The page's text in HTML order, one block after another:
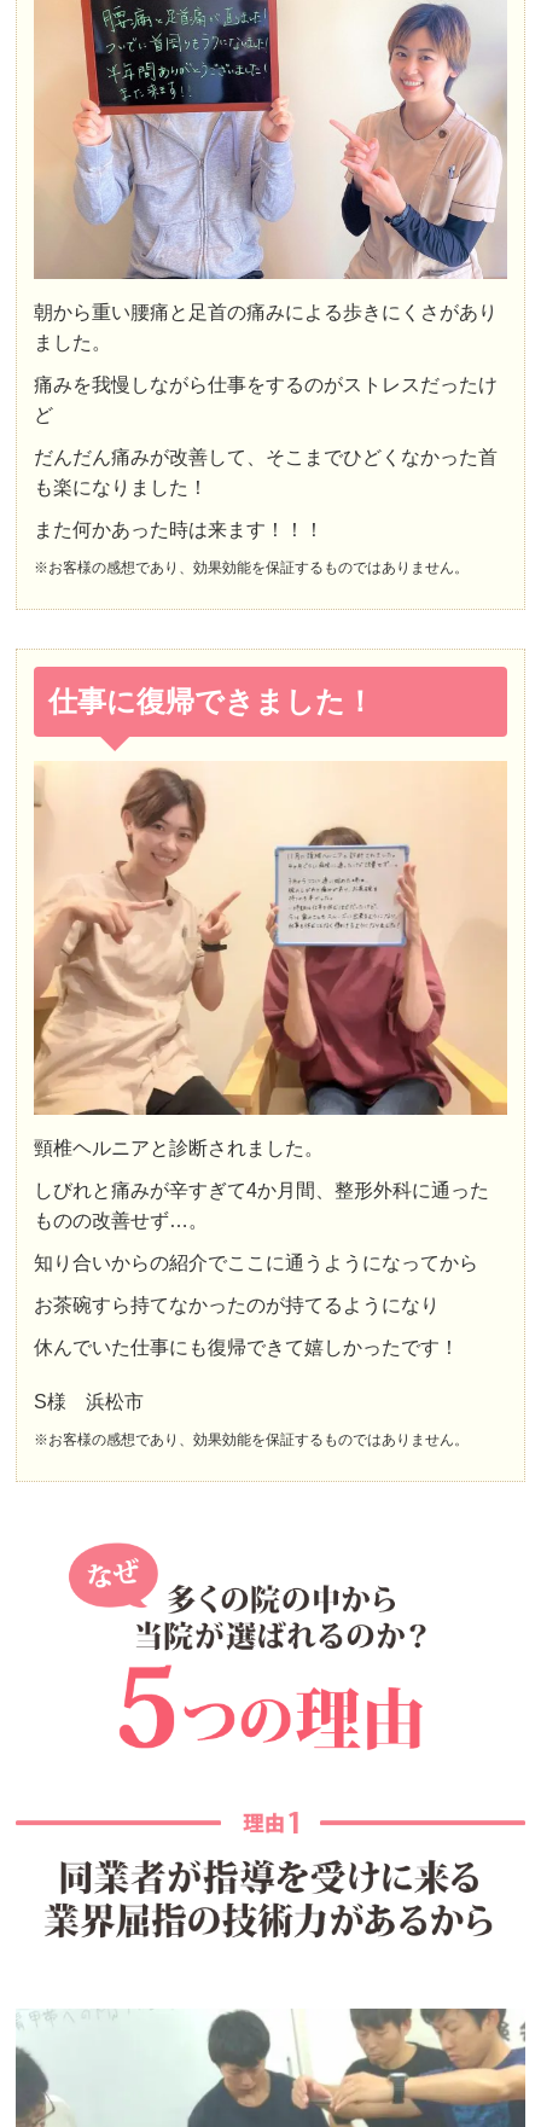
朝から重い腰痛と足首の痛みによる歩きにくさがあり
ました。
痛みを我慢しながら仕事をするのがストレスだったけ
ど
だんだん痛みが改善して、そこまでひどくなかった首
も楽になりました！
また何かあった時は来ます！！！
※お客様の感想であり、効果効能を保証するものではありません。
仕事に復帰できました！
頸椎ヘルニアと診断されました。
しびれと痛みが辛すぎて4か月間、整形外科に通った
ものの改善せず…。
知り合いからの紹介でここに通うようになってから
お茶碗すら持てなかったのが持てるようになり
休んでいた仕事にも復帰できて嬉しかったです！
S様 浜松市
※お客様の感想であり、効果効能を保証するものではありません。